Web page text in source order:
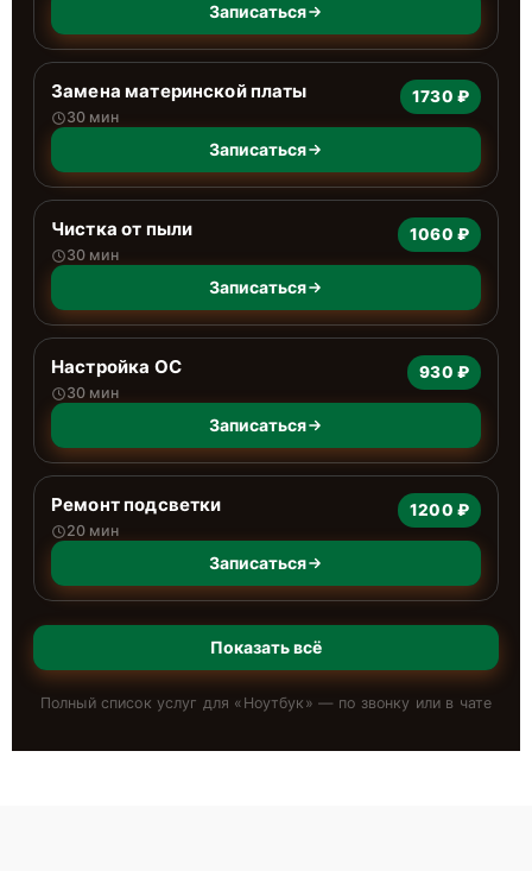
Записаться
Замена материнской платы
30 мин
1730 ₽
Записаться
Чистка от пыли
30 мин
1060 ₽
Записаться
Настройка ОС
30 мин
930 ₽
Записаться
Ремонт подсветки
20 мин
1200 ₽
Записаться
Показать всё
Полный список услуг для « Ноутбук » — по звонку или в чате